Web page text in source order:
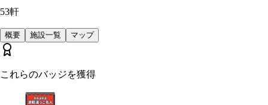
53軒
概要 施設一覧 マップ
これらのバッジを獲得